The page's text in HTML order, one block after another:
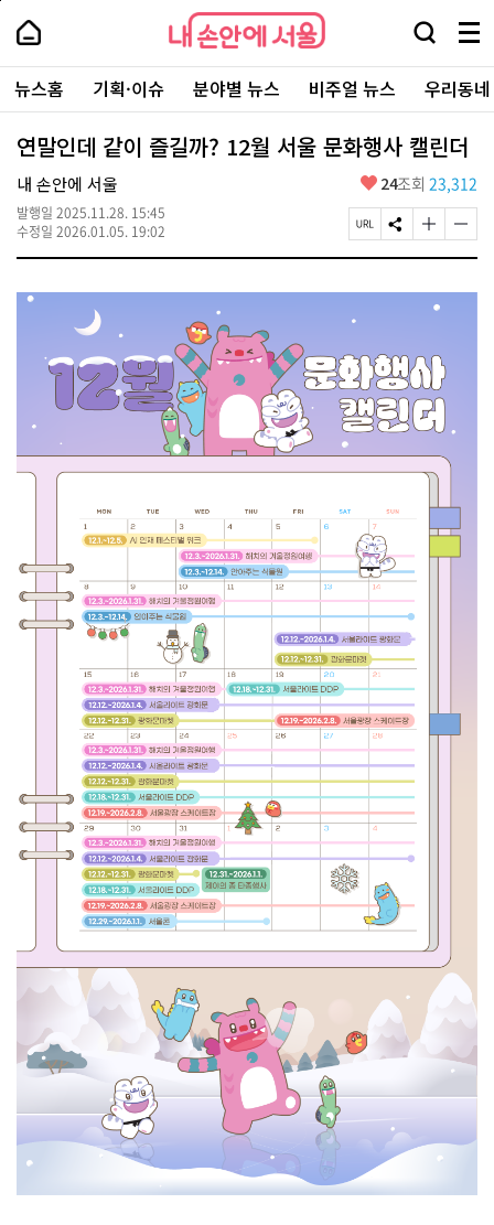
본
로
가
내
손
안
에
서
울
-
서
울
시
대
표
소
포
털
내
손
에
울
검
창
열
기
메
뉴
전
체
보
기
주
요
서
뉴스홈 기획·이슈 분야별 뉴스 비주얼 뉴스 우리동
연말인데 같이 즐길까? 12월 서울 문화행사 캘린더
내 손안에 서울
발행일 2025.11.28. 15:45
수정일 2026.01.05. 19:02
좋
요
24조회 23,312
페
이
U
사
S
N
공
글
자
기
크
경
하
기
글
자
기
페
상
단
로